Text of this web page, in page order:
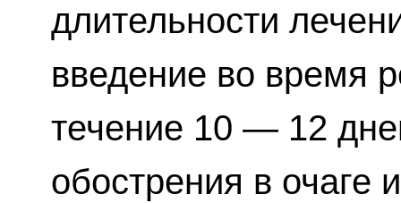
длительности
введение во время
течение 10 — 12
обострения в очаге